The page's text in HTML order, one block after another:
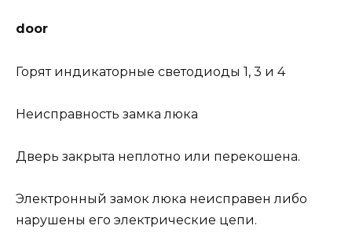
door
Горят индикаторные светодиоды 1, 3 и 4
Неисправность замка люка
Дверь закрыта неплотно или перекошена.
Электронный замок люка неисправен либо
нарушены его электрические цепи.